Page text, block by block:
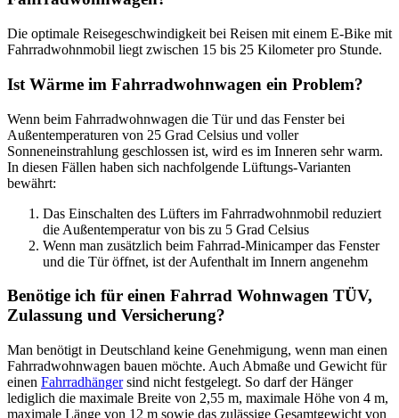
Die optimale Reisegeschwindigkeit bei Reisen mit einem E-Bike mit
Fahrradwohnmobil liegt zwischen 15 bis 25 Kilometer pro Stunde.
Ist Wärme im Fahrradwohnwagen ein Problem?
Wenn beim Fahrradwohnwagen die Tür und das Fenster bei
Außentemperaturen von 25 Grad Celsius und voller
Sonneneinstrahlung geschlossen ist, wird es im Inneren sehr warm.
In diesen Fällen haben sich nachfolgende Lüftungs-Varianten
bewährt:
Das Einschalten des Lüfters im Fahrradwohnmobil reduziert
die Außentemperatur von bis zu 5 Grad Celsius
Wenn man zusätzlich beim Fahrrad-Minicamper das Fenster
und die Tür öffnet, ist der Aufenthalt im Innern angenehm
Benötige ich für einen Fahrrad Wohnwagen TÜV,
Zulassung und Versicherung?
Man benötigt in Deutschland keine Genehmigung, wenn man einen
Fahrradwohnwagen bauen möchte. Auch Abmaße und Gewicht für
einen Fahrradhängersind nicht festgelegt. So darf der Hänger
lediglich die maximale Breite von 2,55 m, maximale Höhe von 4 m,
maximale Länge von 12 m sowie das zulässige Gesamtgewicht von